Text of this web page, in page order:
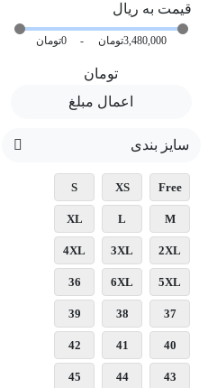
Mango
Hnf
برشکا
قیمت به ریال
3,480,000تومان - 0تومان
تومان
اعمال مبلغ
سایز بندی
Free
XS
S
M
L
XL
2XL
3XL
4XL
5XL
6XL
36
37
38
39
40
41
42
43
44
45